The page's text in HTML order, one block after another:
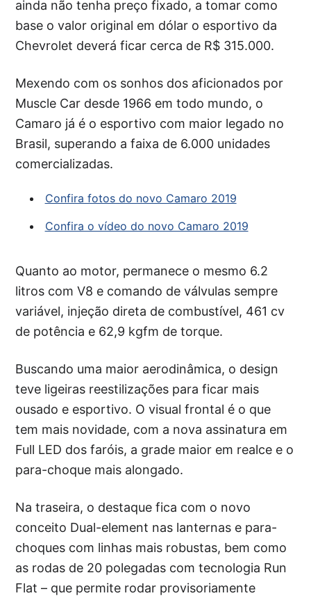
ainda não tenha preço fixado, a tomar como
base o valor original em dólar o esportivo da
Chevrolet deverá ficar cerca de R$ 315.000.
Mexendo com os sonhos dos aficionados por
Muscle Car desde 1966 em todo mundo, o
Camaro já é o esportivo com maior legado no
Brasil, superando a faixa de 6.000 unidades
comercializadas.
Confira fotos do novo Camaro 2019
Confira o vídeo do novo Camaro 2019
Quanto ao motor, permanece o mesmo 6.2
litros com V8 e comando de válvulas sempre
variável, injeção direta de combustível, 461 cv
de potência e 62,9 kgfm de torque.
Buscando uma maior aerodinâmica, o design
teve ligeiras reestilizações para ficar mais
ousado e esportivo. O visual frontal é o que
tem mais novidade, com a nova assinatura em
Full LED dos faróis, a grade maior em realce e o
para-choque mais alongado.
Na traseira, o destaque fica com o novo
conceito Dual-element nas lanternas e para-
choques com linhas mais robustas, bem como
as rodas de 20 polegadas com tecnologia Run
Flat – que permite rodar provisoriamente